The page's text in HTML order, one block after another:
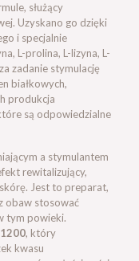
służący
Uzyskano go dzięki
i specjalnie
L-prolina, L-lizyna, L-
zadanie stymulację
białkowych,
produkcja
są odpowiedzialne
a stymulantem
rewitalizujący,
Jest to preparat,
obaw stosować
tym powieki.
, który
kwasu